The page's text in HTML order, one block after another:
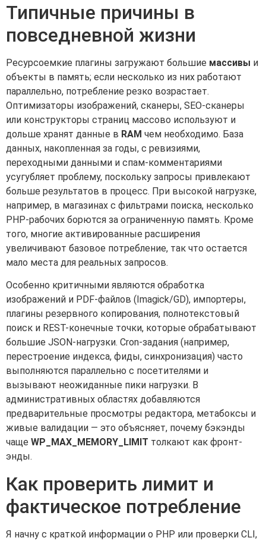
Типичные причины в
повседневной жизни
Ресурсоемкие плагины загружают большие массивы и
объекты в память; если несколько из них работают
параллельно, потребление резко возрастает.
Оптимизаторы изображений, сканеры, SEO-сканеры
или конструкторы страниц массово используют и
дольше хранят данные в RAM чем необходимо. База
данных, накопленная за годы, с ревизиями,
переходными данными и спам-комментариями
усугубляет проблему, поскольку запросы привлекают
больше результатов в процесс. При высокой нагрузке,
например, в магазинах с фильтрами поиска, несколько
PHP-рабочих борются за ограниченную память. Кроме
того, многие активированные расширения
увеличивают базовое потребление, так что остается
мало места для реальных запросов.
Особенно критичными являются обработка
изображений и PDF-файлов (Imagick/GD), импортеры,
плагины резервного копирования, полнотекстовый
поиск и REST-конечные точки, которые обрабатывают
большие JSON-нагрузки. Cron-задания (например,
перестроение индекса, фиды, синхронизация) часто
выполняются параллельно с посетителями и
вызывают неожиданные пики нагрузки. В
административных областях добавляются
предварительные просмотры редактора, метабоксы и
живые валидации — это объясняет, почему бэкэнды
чаще WP_MAX_MEMORY_LIMIT толкают как фронт-
энды.
Как проверить лимит и
фактическое потребление
Я начну с краткой информации о PHP или проверки CLI,